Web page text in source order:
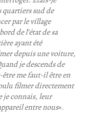
quartiers sud de
par le village
de l’état de sa
ayant été
depuis une voiture,
je descends de
me faut-il être en
filmer directement
je connais, leur
entre nous».